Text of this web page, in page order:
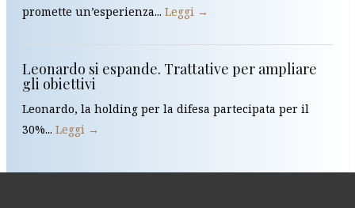
promette un’esperienza... Leggi →
Leonardo si espande. Trattative per ampliare
gli obiettivi
Leonardo, la holding per la difesa partecipata per il
30%... Leggi →